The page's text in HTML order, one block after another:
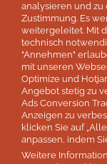
Getränke
Persönliche
Flüge
Zusätzlich
analysieren und
Zustimmung. Es
weitergeleitet. Mit
technisch
"Annehmen"
mit unseren
Optimize und
Angebot stetig zu
Ads Conversion
Anzeigen zu
klicken Sie auf
anpassen, indem
Weitere